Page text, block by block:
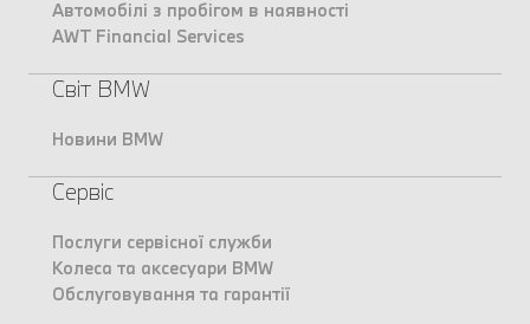
Автомобілі з пробігом в наявності
AWT Financial Services
Світ BMW
Новини BMW
Сервіс
Послуги сервісної служби
Колеса та аксесуари BMW
Обслуговування та гарантії